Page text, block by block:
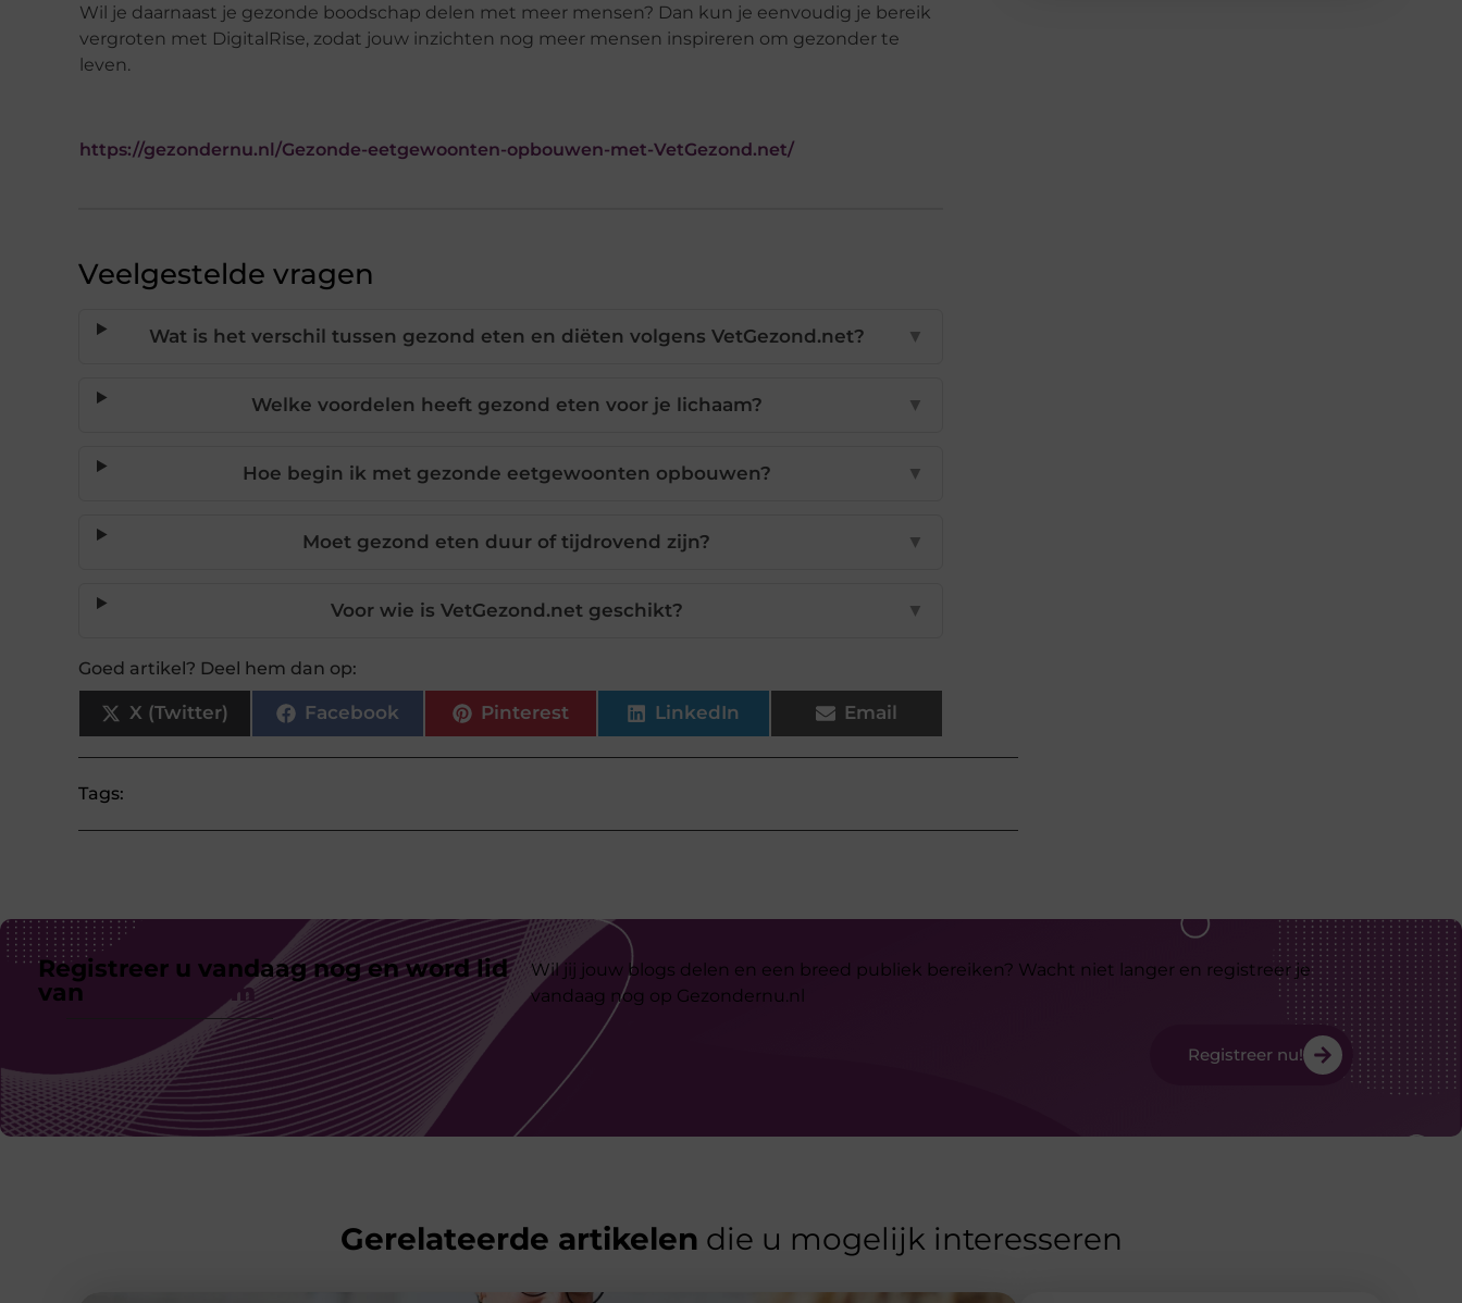
Wil je daarnaast je gezonde boodschap delen met meer mensen? Dan kun je eenvoudig je bereik
vergroten met DigitalRise, zodat jouw inzichten nog meer mensen inspireren om gezonder te
leven.
https://gezondernu.nl/Gezonde-eetgewoonten-opbouwen-met-VetGezond.net/
Veelgestelde vragen
Wat is het verschil tussen gezond eten en diëten volgens VetGezond.net? ▼
Welke voordelen heeft gezond eten voor je lichaam? ▼
Hoe begin ik met gezonde eetgewoonten opbouwen? ▼
Moet gezond eten duur of tijdrovend zijn? ▼
Voor wie is VetGezond.net geschikt? ▼
Goed artikel? Deel hem dan op:
X (Twitter) Facebook Pinterest LinkedIn Email
Tags:
Registreer u vandaag nog en word lid
van
ons platform
Wil jij jouw blogs delen en een breed publiek bereiken? Wacht niet langer en registreer je
vandaag nog op Gezondernu.nl
Registreer nu!
Gerelateerde artikelen die u mogelijk interesseren